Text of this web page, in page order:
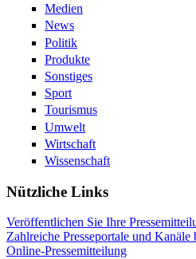
Medien
News
Politik
Produkte
Sonstiges
Sport
Tourismus
Umwelt
Wirtschaft
Wissenschaft
Nützliche Links
Veröffentlichen Sie Ihre
Zahlreiche Presseportale und
Online-Pressemitteilung